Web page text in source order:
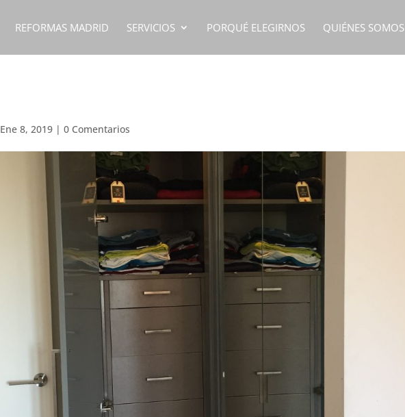
REFORMAS MADRID SERVICIOS PORQUÉ ELEGIRNOS QUIÉNES SOMOS
Ene 8, 2019 |0 Comentarios